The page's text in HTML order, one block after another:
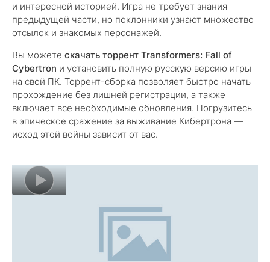
и интересной историей. Игра не требует знания
предыдущей части, но поклонники узнают множество
отсылок и знакомых персонажей.
Вы можете скачать торрент Transformers: Fall of
Cybertron и установить полную русскую версию игры
на свой ПК. Торрент-сборка позволяет быстро начать
прохождение без лишней регистрации, а также
включает все необходимые обновления. Погрузитесь
в эпическое сражение за выживание Кибертрона —
исход этой войны зависит от вас.